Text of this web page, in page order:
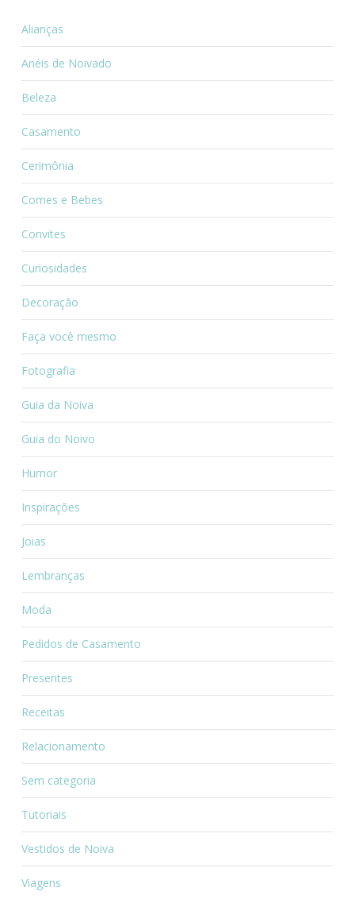
Alianças
Anéis de Noivado
Beleza
Casamento
Cerimônia
Comes e Bebes
Convites
Curiosidades
Decoração
Faça você mesmo
Fotografia
Guia da Noiva
Guia do Noivo
Humor
Inspirações
Joias
Lembranças
Moda
Pedidos de Casamento
Presentes
Receitas
Relacionamento
Sem categoria
Tutoriais
Vestidos de Noiva
Viagens